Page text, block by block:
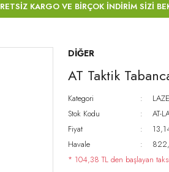
KARGO VE BİRÇOK İNDİRİM SİZİ
DİĞER
AT Taktik
Kategori
Stok Kodu
AT-
Fiyat
Havale
* 104,38 TL den başlayan